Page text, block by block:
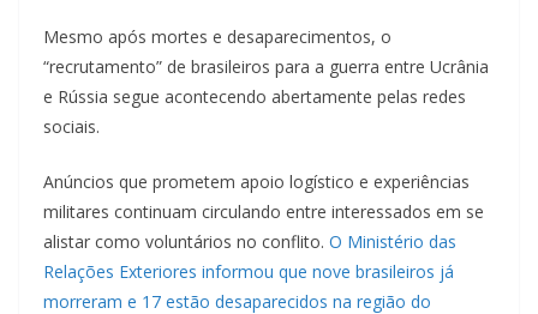
Mesmo após mortes e desaparecimentos, o
“recrutamento” de brasileiros para a guerra entre Ucrânia
e Rússia segue acontecendo abertamente pelas redes
sociais.
Anúncios que prometem apoio logístico e experiências
militares continuam circulando entre interessados em se
alistar como voluntários no conflito. O Ministério das
Relações Exteriores informou que nove brasileiros já
morreram e 17 estão desaparecidos na região do